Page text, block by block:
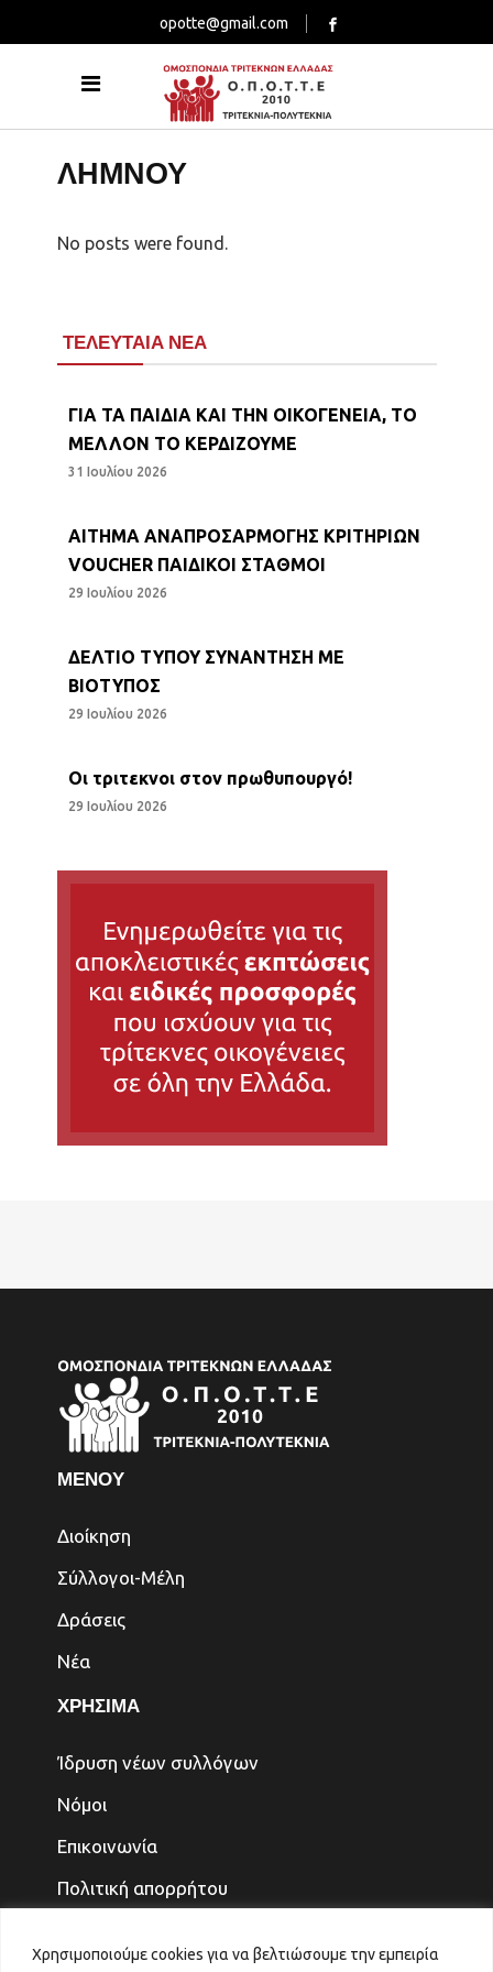
Χρησιμοποιούμε cookies για να βελτιώσουμε την εμπειρία
opotte@gmail.com
ΛΗΜΝΟΥ
No posts were found.
ΤΕΛΕΥΤΑΙΑ ΝΕΑ
ΓΙΑ ΤΑ ΠΑΙΔΙΑ ΚΑΙ ΤΗΝ ΟΙΚΟΓΕΝΕΙΑ, ΤΟ
ΜΕΛΛΟΝ ΤΟ ΚΕΡΔΙΖΟΥΜΕ
31 Ιουλίου 2026
ΑΙΤΗΜΑ ΑΝΑΠΡΟΣΑΡΜΟΓΗΣ ΚΡΙΤΗΡΙΩΝ
VOUCHER ΠΑΙΔΙΚΟΙ ΣΤΑΘΜΟΙ
29 Ιουλίου 2026
ΔΕΛΤΙΟ ΤΥΠΟΥ ΣΥΝΑΝΤΗΣΗ ΜΕ
ΒΙΟΤΥΠΟΣ
29 Ιουλίου 2026
Οι τριτεκνοι στον πρωθυπουργό!
29 Ιουλίου 2026
ΜΕΝΟΥ
Διοίκηση
Σύλλογοι-Μέλη
Δράσεις
Νέα
ΧΡΗΣΙΜΑ
Ίδρυση νέων συλλόγων
Νόμοι
Επικοινωνία
Πολιτική απορρήτου